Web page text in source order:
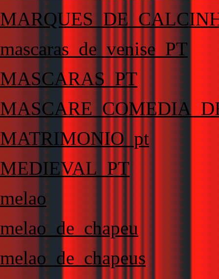
mascaras_de_venise_PT
MASCARAS_PT
MATRIMONIO_pt
MEDIEVAL_PT
melao
melao_de_chapeu
melao_de_chapeus